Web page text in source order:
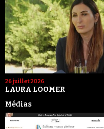
26 juillet 2026
LAURA LOOMER
Médias